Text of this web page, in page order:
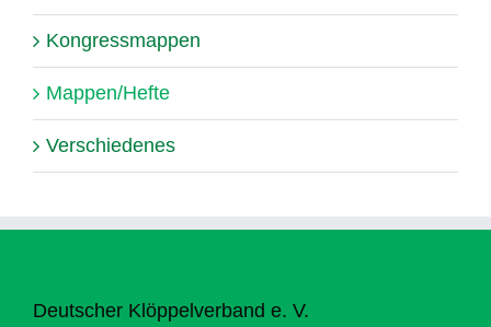
Kongressmappen
Mappen/Hefte
Verschiedenes
Deutscher Klöppelverband e. V.